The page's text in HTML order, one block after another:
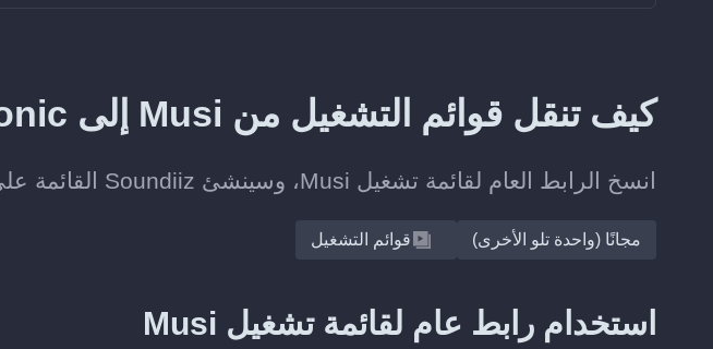
كيف تنقل قوائم التشغيل من Musi إلى Subsonic؟
انسخ الرابط العام لقائمة تشغيل Musi، وسينشئ Soundiiz القائمة على Subsonic.
مجانًا (واحدة تلو الأخرى) قوائم التشغيل
استخدام رابط عام لقائمة تشغيل Musi